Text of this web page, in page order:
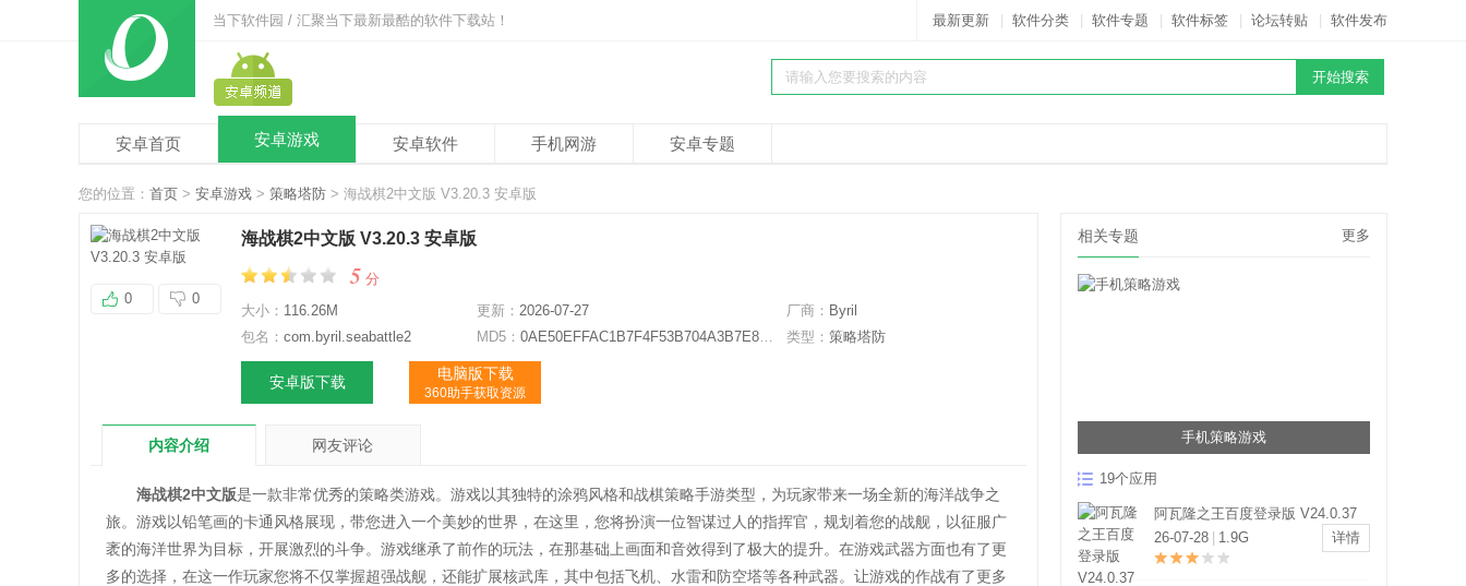
当下软件园 / 汇聚当下最新最酷的软件下载站！ 最新更新 软件分类 软件专题 软件标签 论坛转贴 软件发布
安卓首页 安卓游戏 安卓软件 手机网游 安卓专题
您的位置： 首页 > 安卓游戏 > 策略塔防 > 海战棋2中文版 V3.20.3 安卓版
0 0
海战棋2中文版 V3.20.3 安卓版
5 分
大小： 116.26M 更新： 2026-07-27 厂商： Byril
包名： com.byril.seabattle2 MD5： 0AE50EFFAC1B7F4F53B704A3B7E84B0B 类型： 策略塔防
安卓版下载 电脑版下载
360助手获取资源
内容介绍 网友评论
海战棋2中文版是一款非常优秀的策略类游戏。游戏以其独特的涂鸦风格和战棋策略手游类型，为玩家带来一场全新的海洋战争之
旅。游戏以铅笔画的卡通风格展现，带您进入一个美妙的世界，在这里，您将扮演一位智谋过人的指挥官，规划着您的战舰，以征服广
袤的海洋世界为目标，开展激烈的斗争。游戏继承了前作的玩法，在那基础上画面和音效得到了极大的提升。在游戏武器方面也有了更
多的选择，在这一作玩家您将不仅掌握超强战舰，还能扩展核武库，其中包括飞机、水雷和防空塔等各种武器。让游戏的作战有了更多
相关专题 更多
手机策略游戏
19个应用
阿瓦隆之王百度登录版 V24.0.37
安卓最新版
26-07-28 1.9G 详情